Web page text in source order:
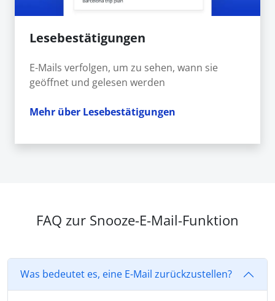
Lesebestätigungen
E-Mails verfolgen, um zu sehen, wann sie
geöffnet und gelesen werden
Mehr über Lesebestätigungen
FAQ zur Snooze-E-Mail-Funktion
Was bedeutet es, eine E-Mail zurückzustellen?